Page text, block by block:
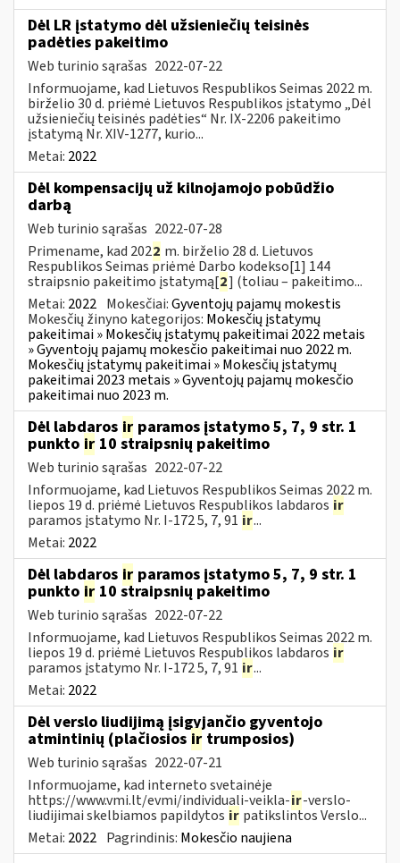
Dėl LR įstatymo dėl užsieniečių teisinės
padėties pakeitimo
Web turinio sąrašas 2022-07-22
Informuojame, kad Lietuvos Respublikos Seimas 2022 m.
birželio 30 d. priėmė Lietuvos Respublikos įstatymo „Dėl
užsieniečių teisinės padėties“ Nr. IX-2206 pakeitimo
įstatymą Nr. XIV-1277, kurio...
Metai: 2022
Dėl kompensacijų už kilnojamojo pobūdžio
darbą
Web turinio sąrašas 2022-07-28
Primename, kad 2022 m. birželio 28 d. Lietuvos
Respublikos Seimas priėmė Darbo kodekso[1] 144
straipsnio pakeitimo įstatymą[2] (toliau – pakeitimo...
Metai: 2022 Mokesčiai:Gyventojų pajamų mokestis
Mokesčių žinyno kategorijos: Mokesčių įstatymų
pakeitimai » Mokesčių įstatymų pakeitimai 2022 metais
» Gyventojų pajamų mokesčio pakeitimai nuo 2022 m.
Mokesčių įstatymų pakeitimai » Mokesčių įstatymų
pakeitimai 2023 metais » Gyventojų pajamų mokesčio
pakeitimai nuo 2023 m.
Dėl labdaros ir paramos įstatymo 5, 7, 9 str. 1
punkto ir 10 straipsnių pakeitimo
Web turinio sąrašas 2022-07-22
Informuojame, kad Lietuvos Respublikos Seimas 2022 m.
liepos 19 d. priėmė Lietuvos Respublikos labdaros ir
paramos įstatymo Nr. I-172 5, 7, 91 ir...
Metai: 2022
Dėl labdaros ir paramos įstatymo 5, 7, 9 str. 1
punkto ir 10 straipsnių pakeitimo
Web turinio sąrašas 2022-07-22
Informuojame, kad Lietuvos Respublikos Seimas 2022 m.
liepos 19 d. priėmė Lietuvos Respublikos labdaros ir
paramos įstatymo Nr. I-172 5, 7, 91 ir...
Metai: 2022
Dėl verslo liudijimą įsigyjančio gyventojo
atmintinių (plačiosios ir trumposios)
Web turinio sąrašas 2022-07-21
Informuojame, kad interneto svetainėje
https://www.vmi.lt/evmi/individuali-veikla-ir-verslo-
liudijimai skelbiamos papildytos ir patikslintos Verslo...
Metai: 2022 Pagrindinis: Mokesčio naujiena